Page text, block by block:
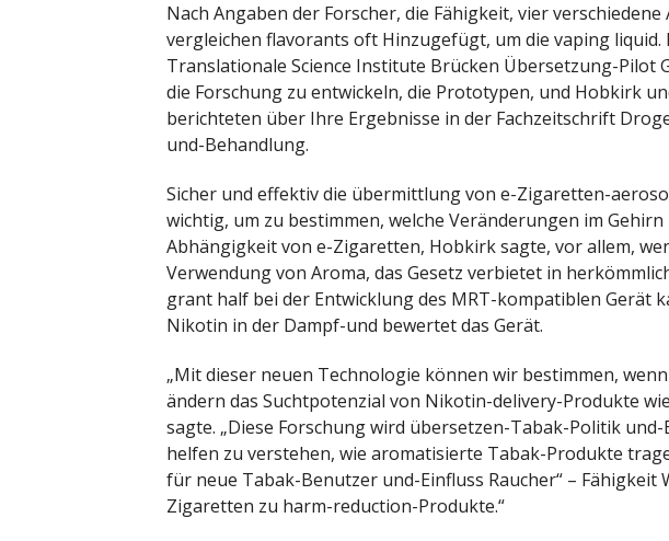
Nach Angaben der Forscher, die Fähigkeit, vier
vergleichen flavorants oft Hinzugefügt, um die vaping liquid.
Translationale Science Institute Brücken Übersetzung-Pilot
die Forschung zu entwickeln, die Prototypen, und Hobkirk
berichteten über Ihre Ergebnisse in der Fachzeitschrift
und-Behandlung.
Sicher und effektiv die übermittlung von e-Zigaretten-
wichtig, um zu bestimmen, welche Veränderungen im
Abhängigkeit von e-Zigaretten, Hobkirk sagte, vor allem,
Verwendung von Aroma, das Gesetz verbietet in
grant half bei der Entwicklung des MRT-kompatiblen Gerät
Nikotin in der Dampf-und bewertet das Gerät.
„Mit dieser neuen Technologie können wir bestimmen,
ändern das Suchtpotenzial von Nikotin-delivery-Produkte
sagte. „Diese Forschung wird übersetzen-Tabak-Politik
helfen zu verstehen, wie aromatisierte Tabak-Produkte
für neue Tabak-Benutzer und-Einfluss Raucher“ – Fähigkeit
Zigaretten zu harm-reduction-Produkte.“